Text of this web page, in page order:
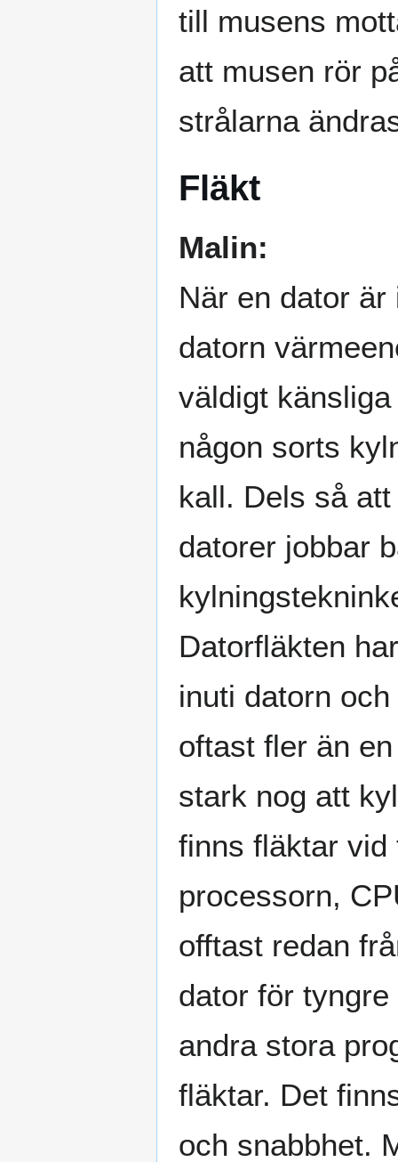
till musens
att musen rör
strålarna
Fläkt
Malin:
När en dator
datorn
väldigt
någon sorts
kall. Dels så
datorer jobbar
Datorfläkten
inuti datorn
oftast fler än
stark nog att
finns fläktar vid
processorn,
offtast redan
dator för
andra stora
fläktar. Det
och snabbhet.